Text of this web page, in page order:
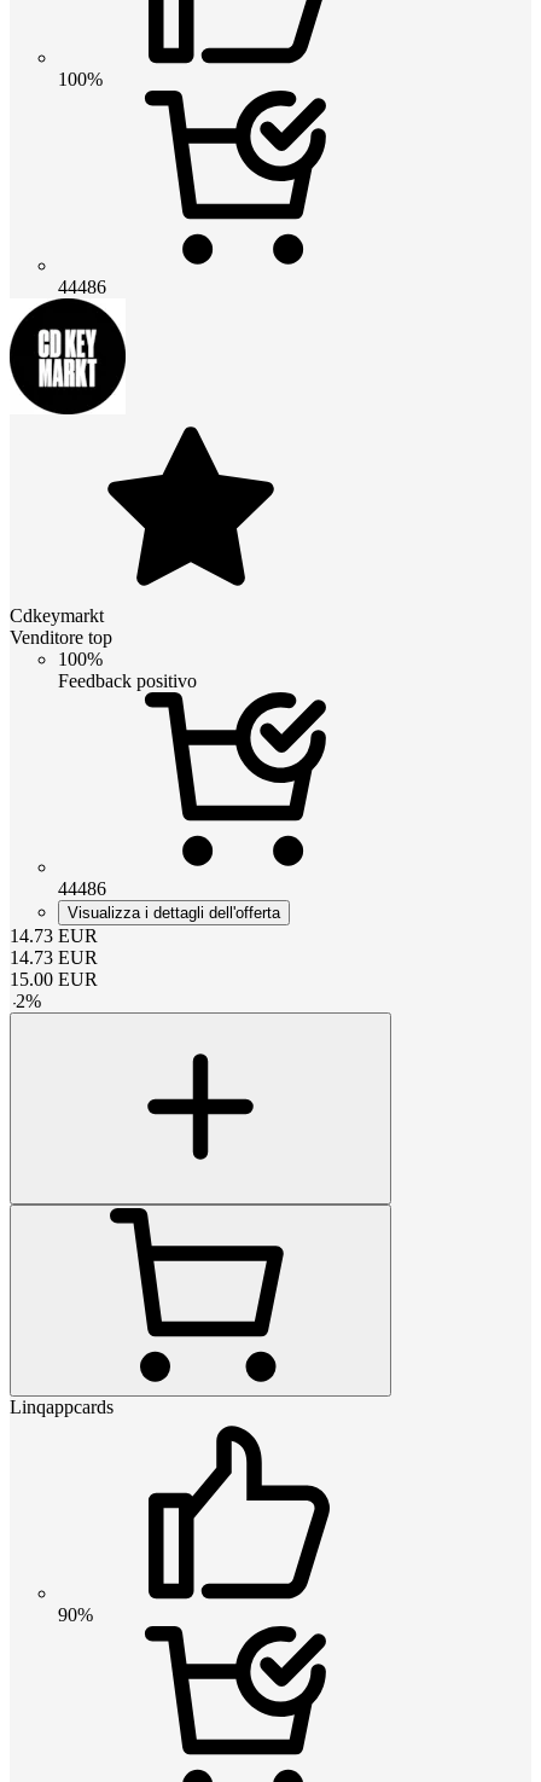
100%
44486
Cdkeymarkt
Venditore top
100%
Feedback positivo
44486
Visualizza i dettagli dell'offerta
14.73 EUR
14.73 EUR
15.00 EUR
-2%
Linqappcards
90%